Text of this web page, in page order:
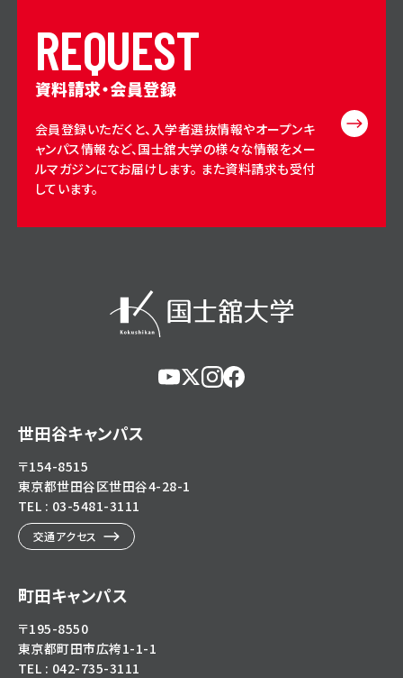
REQUEST
資料請求・会員登録
会員登録いただくと、入学者選抜情報やオープンキ
ャンパス情報など、国士舘大学の様々な情報をメー
ルマガジンにてお届けします。 また資料請求も受付
しています。
世田谷キャンパス
〒154-8515
東京都世田谷区世田谷4-28-1
TEL : 03-5481-3111
交通アクセス
町田キャンパス
〒195-8550
東京都町田市広袴1-1-1
TEL : 042-735-3111